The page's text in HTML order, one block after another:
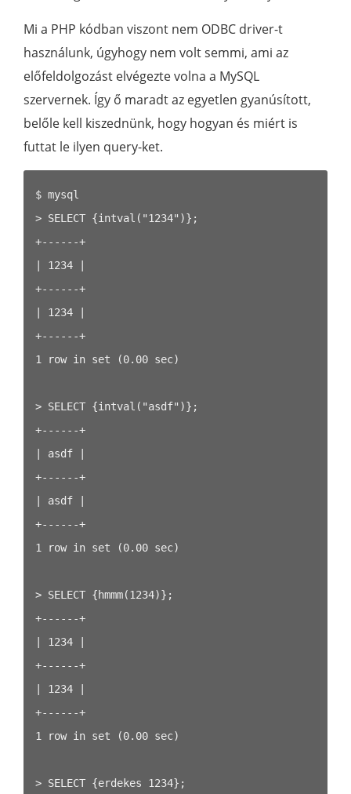
Mi a PHP kódban viszont nem ODBC driver-t
használunk, úgyhogy nem volt semmi, ami az
előfeldolgozást elvégezte volna a MySQL
szervernek. Így ő maradt az egyetlen gyanúsított,
belőle kell kiszednünk, hogy hogyan és miért is
futtat le ilyen query-ket.
$ mysql
> SELECT {intval("1234")};
+------+
| 1234 |
+------+
| 1234 |
+------+
1 row in set (0.00 sec)
> SELECT {intval("asdf")};
+------+
| asdf |
+------+
| asdf |
+------+
1 row in set (0.00 sec)
> SELECT {hmmm(1234)};
+------+
| 1234 |
+------+
| 1234 |
+------+
1 row in set (0.00 sec)
> SELECT {erdekes 1234};